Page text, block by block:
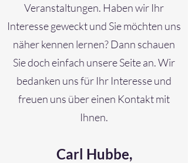
Veranstaltungen. Haben wir Ihr
Interesse geweckt und Sie möchten uns
näher kennen lernen? Dann schauen
Sie doch einfach unsere Seite an. Wir
bedanken uns für Ihr Interesse und
freuen uns über einen Kontakt mit
Ihnen.
Carl Hubbe,